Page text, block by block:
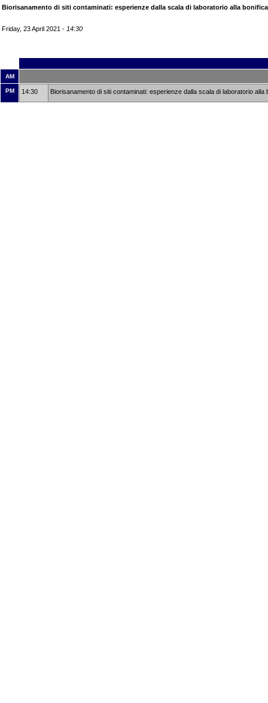
Biorisanamento di siti contaminati: esperienze dalla scala di laboratorio alla
Friday, 23 April 2021 - 14:30
AM
PM 14:30 Biorisanamento di siti contaminati: esperienze dalla scala di laboratorio